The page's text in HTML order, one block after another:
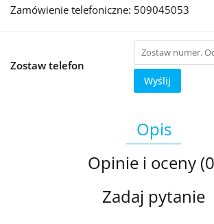
Zamówienie telefoniczne: 509045053
Zostaw telefon
Wyślij
Opis
Opinie i oceny
Zadaj pytanie